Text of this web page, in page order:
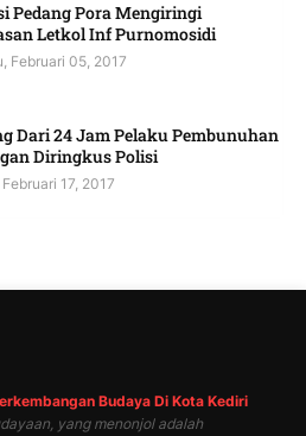
Pedang Pora Mengiringi
Letkol Inf Purnomosidi
Februari 05, 2017
Dari 24 Jam Pelaku Pembunuhan
Diringkus Polisi
17, 2017
Budaya Di Kota Kediri
yang menonjol adalah